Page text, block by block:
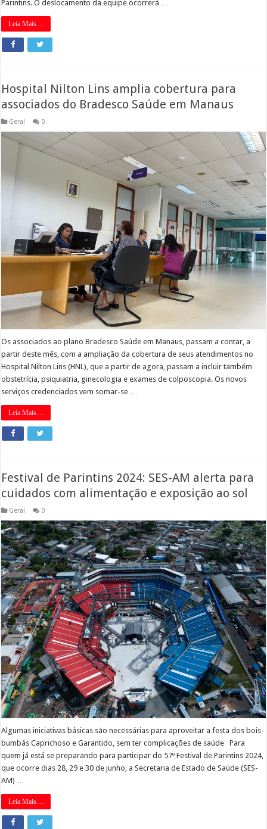
Parintins. O deslocamento da equipe ocorrerá …
Leia Mais....
Hospital Nilton Lins amplia cobertura para
associados do Bradesco Saúde em Manaus
Geral 0
Os associados ao plano Bradesco Saúde em Manaus, passam a contar, a
partir deste mês, com a ampliação da cobertura de seus atendimentos no
Hospital Nilton Lins (HNL), que a partir de agora, passam a incluir também
obstetrícia, psiquiatria, ginecologia e exames de colposcopia. Os novos
serviços credenciados vem somar-se …
Leia Mais....
Festival de Parintins 2024: SES-AM alerta para
cuidados com alimentação e exposição ao sol
Geral 0
Algumas iniciativas básicas são necessárias para aproveitar a festa dos bois-
bumbás Caprichoso e Garantido, sem ter complicações de saúde Para
quem já está se preparando para participar do 57º Festival de Parintins 2024,
que ocorre dias 28, 29 e 30 de junho, a Secretaria de Estado de Saúde (SES-
AM) …
Leia Mais....